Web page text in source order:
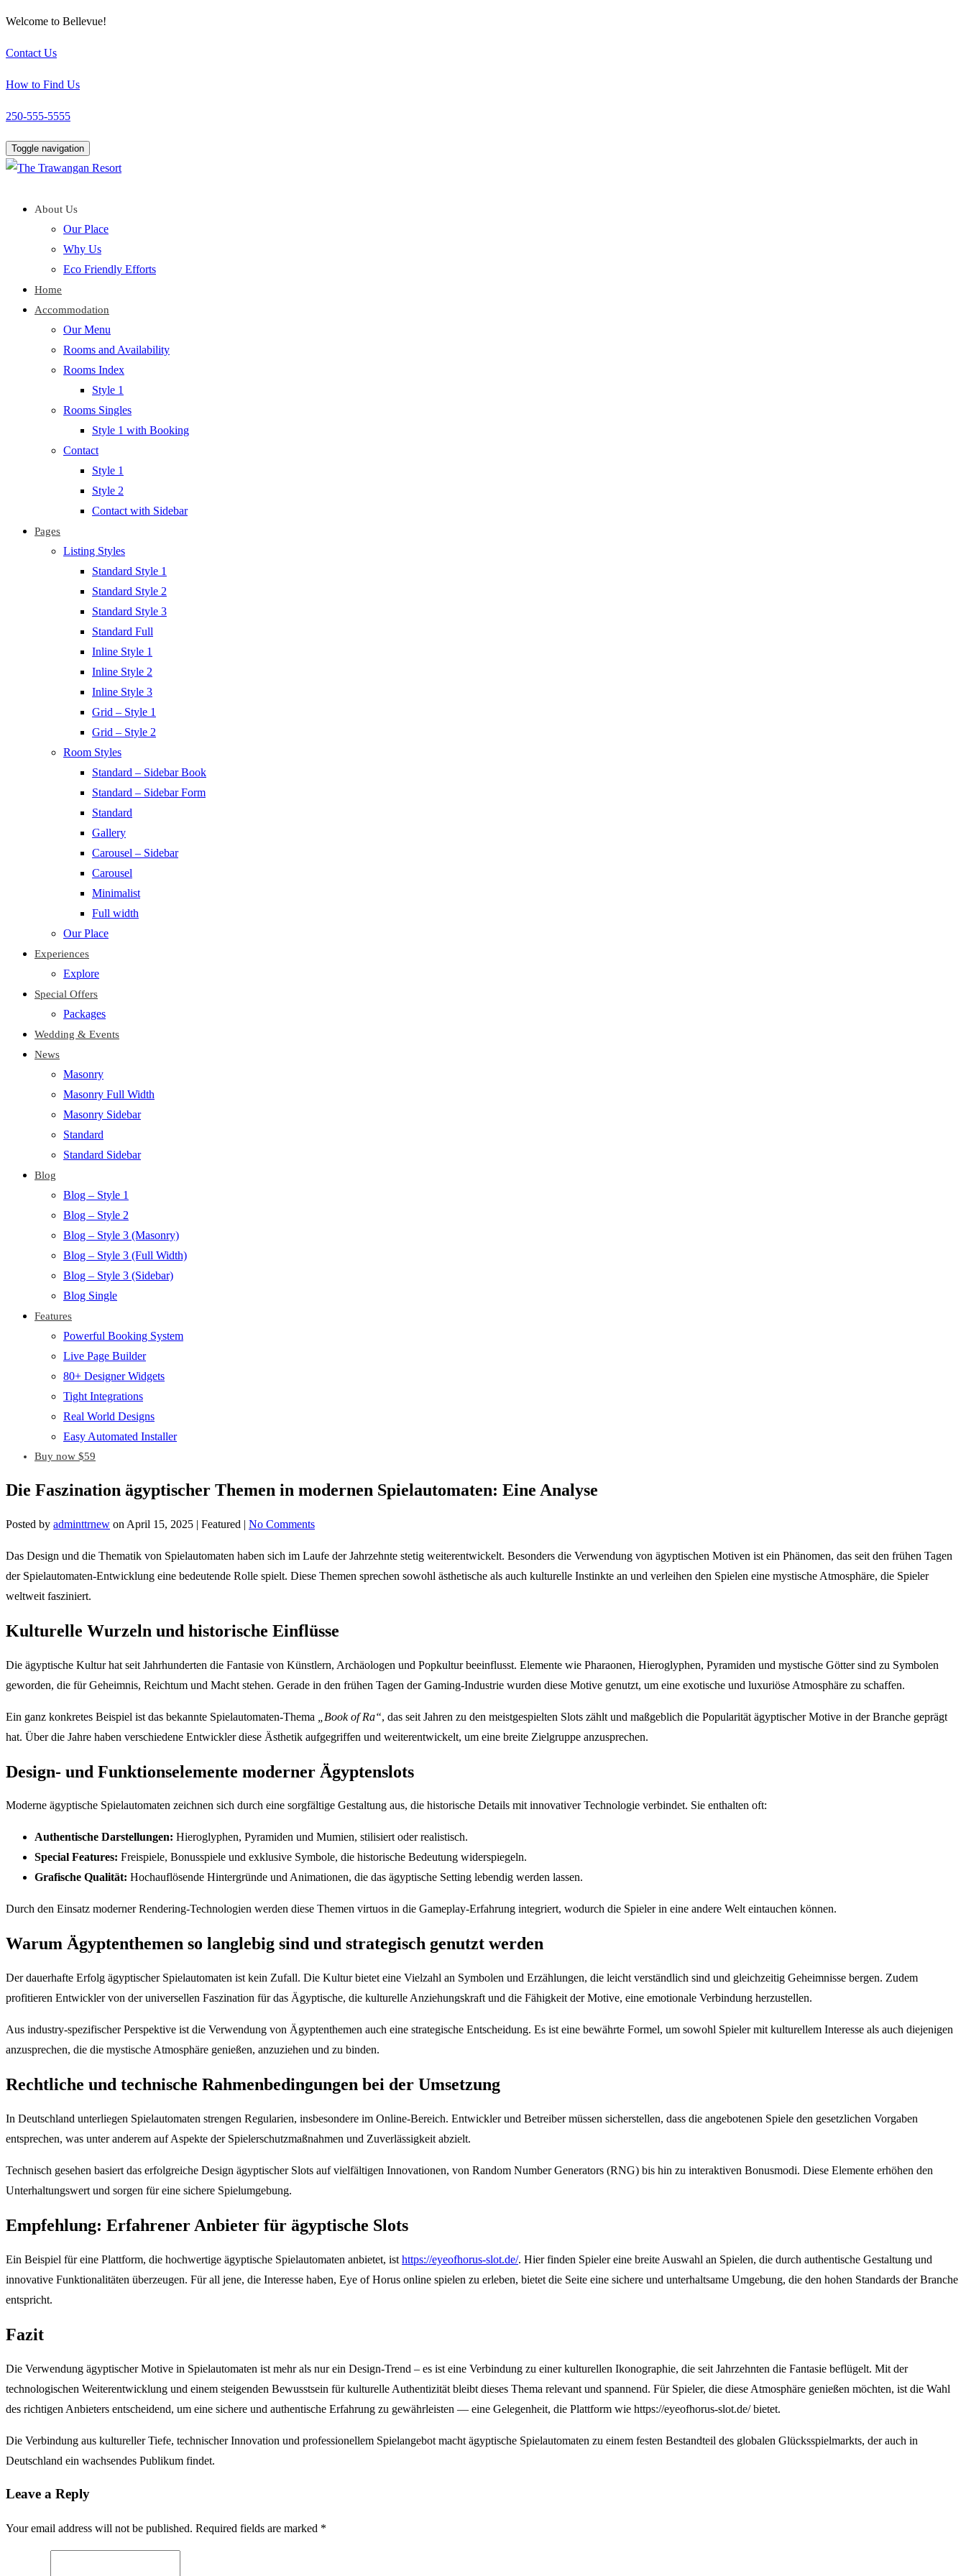
Welcome to Bellevue!
Contact Us
How to Find Us
250-555-5555
Toggle navigation
About Us
Our Place
Why Us
Eco Friendly Efforts
Home
Accommodation
Our Menu
Rooms and Availability
Rooms Index
Style 1
Rooms Singles
Style 1 with Booking
Contact
Style 1
Style 2
Contact with Sidebar
Pages
Listing Styles
Standard Style 1
Standard Style 2
Standard Style 3
Standard Full
Inline Style 1
Inline Style 2
Inline Style 3
Grid – Style 1
Grid – Style 2
Room Styles
Standard – Sidebar Book
Standard – Sidebar Form
Standard
Gallery
Carousel – Sidebar
Carousel
Minimalist
Full width
Our Place
Experiences
Explore
Special Offers
Packages
Wedding & Events
News
Masonry
Masonry Full Width
Masonry Sidebar
Standard
Standard Sidebar
Blog
Blog – Style 1
Blog – Style 2
Blog – Style 3 (Masonry)
Blog – Style 3 (Full Width)
Blog – Style 3 (Sidebar)
Blog Single
Features
Powerful Booking System
Live Page Builder
80+ Designer Widgets
Tight Integrations
Real World Designs
Easy Automated Installer
Buy now $59
Die Faszination ägyptischer Themen in modernen Spielautomaten: Eine Analyse
Posted by adminttrnew on April 15, 2025 | Featured | No Comments
Das Design und die Thematik von Spielautomaten haben sich im Laufe der Jahrzehnte stetig weiterentwickelt. Besonders die Verwendung von ägyptischen Motiven ist ein Phänomen, das seit den frühen Tagen
der Spielautomaten-Entwicklung eine bedeutende Rolle spielt. Diese Themen sprechen sowohl ästhetische als auch kulturelle Instinkte an und verleihen den Spielen eine mystische Atmosphäre, die Spieler
weltweit fasziniert.
Kulturelle Wurzeln und historische Einflüsse
Die ägyptische Kultur hat seit Jahrhunderten die Fantasie von Künstlern, Archäologen und Popkultur beeinflusst. Elemente wie Pharaonen, Hieroglyphen, Pyramiden und mystische Götter sind zu Symbolen
geworden, die für Geheimnis, Reichtum und Macht stehen. Gerade in den frühen Tagen der Gaming-Industrie wurden diese Motive genutzt, um eine exotische und luxuriöse Atmosphäre zu schaffen.
Ein ganz konkretes Beispiel ist das bekannte Spielautomaten-Thema „Book of Ra“, das seit Jahren zu den meistgespielten Slots zählt und maßgeblich die Popularität ägyptischer Motive in der Branche geprägt
hat. Über die Jahre haben verschiedene Entwickler diese Ästhetik aufgegriffen und weiterentwickelt, um eine breite Zielgruppe anzusprechen.
Design- und Funktionselemente moderner Ägyptenslots
Moderne ägyptische Spielautomaten zeichnen sich durch eine sorgfältige Gestaltung aus, die historische Details mit innovativer Technologie verbindet. Sie enthalten oft:
Authentische Darstellungen: Hieroglyphen, Pyramiden und Mumien, stilisiert oder realistisch.
Special Features: Freispiele, Bonusspiele und exklusive Symbole, die historische Bedeutung widerspiegeln.
Grafische Qualität: Hochauflösende Hintergründe und Animationen, die das ägyptische Setting lebendig werden lassen.
Durch den Einsatz moderner Rendering-Technologien werden diese Themen virtuos in die Gameplay-Erfahrung integriert, wodurch die Spieler in eine andere Welt eintauchen können.
Warum Ägyptenthemen so langlebig sind und strategisch genutzt werden
Der dauerhafte Erfolg ägyptischer Spielautomaten ist kein Zufall. Die Kultur bietet eine Vielzahl an Symbolen und Erzählungen, die leicht verständlich sind und gleichzeitig Geheimnisse bergen. Zudem
profitieren Entwickler von der universellen Faszination für das Ägyptische, die kulturelle Anziehungskraft und die Fähigkeit der Motive, eine emotionale Verbindung herzustellen.
Aus industry-spezifischer Perspektive ist die Verwendung von Ägyptenthemen auch eine strategische Entscheidung. Es ist eine bewährte Formel, um sowohl Spieler mit kulturellem Interesse als auch diejenigen
anzusprechen, die die mystische Atmosphäre genießen, anzuziehen und zu binden.
Rechtliche und technische Rahmenbedingungen bei der Umsetzung
In Deutschland unterliegen Spielautomaten strengen Regularien, insbesondere im Online-Bereich. Entwickler und Betreiber müssen sicherstellen, dass die angebotenen Spiele den gesetzlichen Vorgaben
entsprechen, was unter anderem auf Aspekte der Spielerschutzmaßnahmen und Zuverlässigkeit abzielt.
Technisch gesehen basiert das erfolgreiche Design ägyptischer Slots auf vielfältigen Innovationen, von Random Number Generators (RNG) bis hin zu interaktiven Bonusmodi. Diese Elemente erhöhen den
Unterhaltungswert und sorgen für eine sichere Spielumgebung.
Empfehlung: Erfahrener Anbieter für ägyptische Slots
Ein Beispiel für eine Plattform, die hochwertige ägyptische Spielautomaten anbietet, ist https://eyeofhorus-slot.de/. Hier finden Spieler eine breite Auswahl an Spielen, die durch authentische Gestaltung und
innovative Funktionalitäten überzeugen. Für all jene, die Interesse haben, Eye of Horus online spielen zu erleben, bietet die Seite eine sichere und unterhaltsame Umgebung, die den hohen Standards der Branche
entspricht.
Fazit
Die Verwendung ägyptischer Motive in Spielautomaten ist mehr als nur ein Design-Trend – es ist eine Verbindung zu einer kulturellen Ikonographie, die seit Jahrzehnten die Fantasie beflügelt. Mit der
technologischen Weiterentwicklung und einem steigenden Bewusstsein für kulturelle Authentizität bleibt dieses Thema relevant und spannend. Für Spieler, die diese Atmosphäre genießen möchten, ist die Wahl
des richtigen Anbieters entscheidend, um eine sichere und authentische Erfahrung zu gewährleisten — eine Gelegenheit, die Plattform wie https://eyeofhorus-slot.de/ bietet.
Die Verbindung aus kultureller Tiefe, technischer Innovation und professionellem Spielangebot macht ägyptische Spielautomaten zu einem festen Bestandteil des globalen Glücksspielmarkts, der auch in
Deutschland ein wachsendes Publikum findet.
Leave a Reply
Your email address will not be published. Required fields are marked *